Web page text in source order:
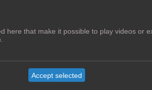
er neergezet
here that make it possible to play videos or
Accept selected